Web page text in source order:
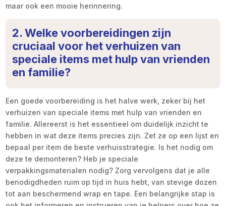
maar ook een mooie herinnering.
2. Welke voorbereidingen zijn
cruciaal voor het verhuizen van
speciale items met hulp van vrienden
en familie?
Een goede voorbereiding is het halve werk, zeker bij het
verhuizen van speciale items met hulp van vrienden en
familie. Allereerst is het essentieel om duidelijk inzicht te
hebben in wat deze items precies zijn. Zet ze op een lijst en
bepaal per item de beste verhuisstrategie. Is het nodig om
deze te demonteren? Heb je speciale
verpakkingsmaterialen nodig? Zorg vervolgens dat je alle
benodigdheden ruim op tijd in huis hebt, van stevige dozen
tot aan beschermend wrap en tape. Een belangrijke stap is